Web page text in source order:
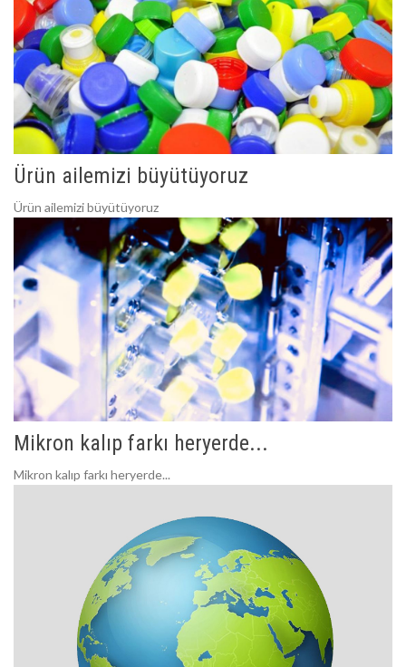
Ürün ailemizi büyütüyoruz
Ürün ailemizi büyütüyoruz
Mikron kalıp farkı heryerde...
Mikron kalıp farkı heryerde...